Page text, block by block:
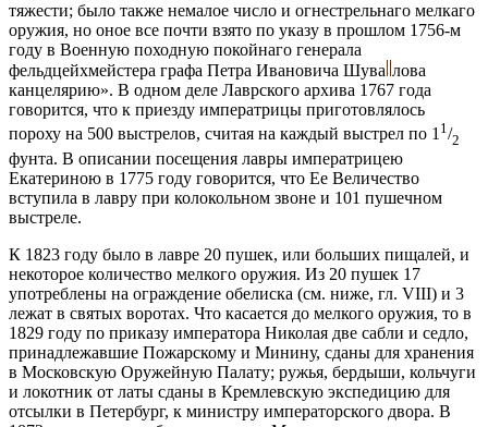
тяжести; было также немалое число и огнестрельнаго мелкаго
оружия, но оное все почти взято по указу в прошлом 1756-м
году в Военную походную покойнаго генерала
фельдцейхмейстера графа Петра Ивановича Шува лова
канцелярию». В одном деле Лаврского архива 1767 года
говорится, что к приезду императрицы приготовлялось
пороху на 500 выстрелов, считая на каждый выстрел по 11/2
фунта. В описании посещения лавры императрицею
Екатериною в 1775 году говорится, что Ее Величество
вступила в лавру при колокольном звоне и 101 пушечном
выстреле.
К 1823 году было в лавре 20 пушек, или больших пищалей, и
некоторое количество мелкого оружия. Из 20 пушек 17
употреблены на ограждение обелиска (см. ниже, гл. VIII) и 3
лежат в святых воротах. Что касается до мелкого оружия, то в
1829 году по приказу императора Николая две сабли и седло,
принадлежавшие Пожарскому и Минину, сданы для хранения
в Московскую Оружейную Палату; ружья, бердыши, кольчуги
и локотник от латы сданы в Кремлевскую экспедицию для
отсылки в Петербург, к министру императорского двора. В